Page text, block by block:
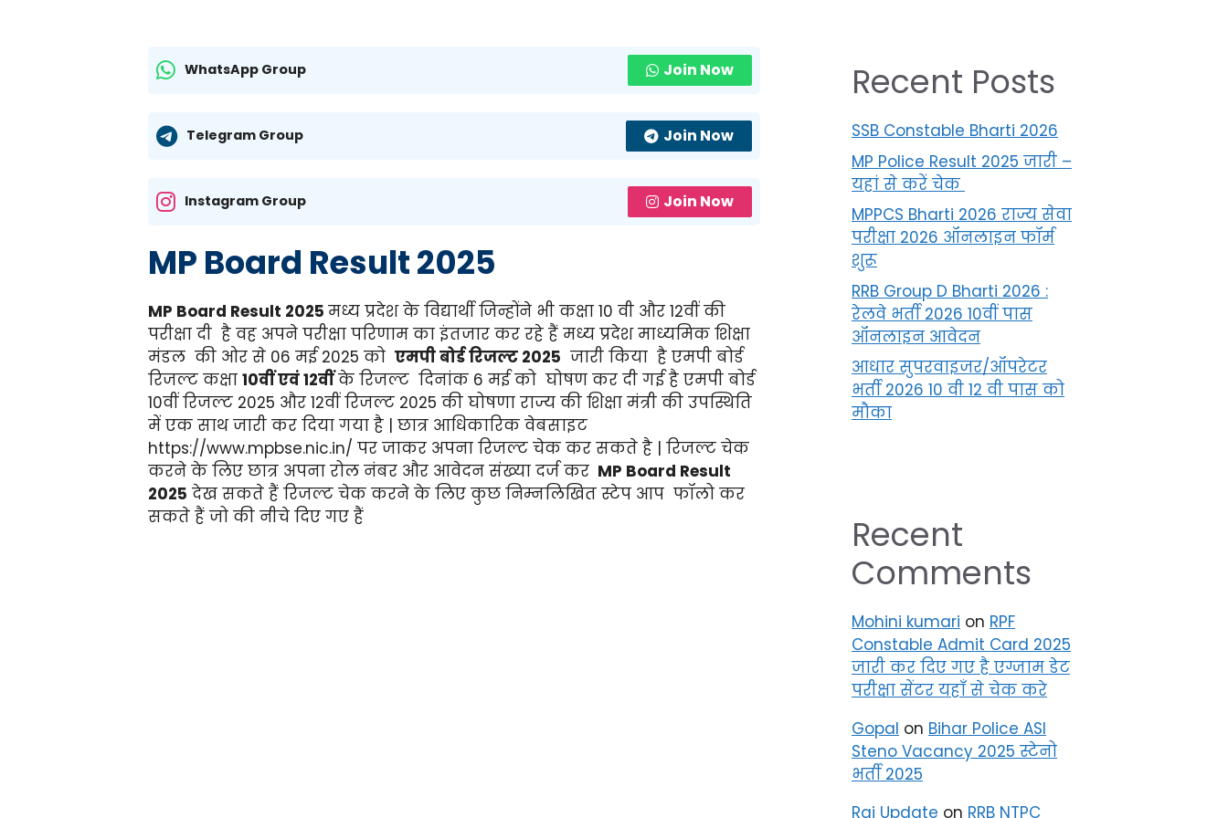
WhatsApp Group Join Now
Telegram Group Join Now
Instagram Group Join Now
MP Board Result 2025
MP Board Result 2025 मध्य प्रदेश के विद्यार्थी जिन्होंने भी कक्षा 10 वी और 12वीं की
परीक्षा दी है वह अपने परीक्षा परिणाम का इंतजार कर रहे हैं मध्य प्रदेश माध्यमिक शिक्षा
मंडल की ओर से 06 मई 2025 को एमपी बोर्ड रिजल्ट 2025 जारी किया है एमपी बोर्ड
रिजल्ट कक्षा 10वीं एवं 12वींके रिजल्ट दिनांक 6 मई को घोषण कर दी गई है एमपी बोर्ड
10वीं रिजल्ट 2025 और 12वीं रिजल्ट 2025 की घोषणा राज्य की शिक्षा मंत्री की उपस्थिति
में एक साथ जारी कर दिया गया है | छात्र आधिकारिक वेबसाइट
https://www.mpbse.nic.in/ पर जाकर अपना रिजल्ट चेक कर सकते है | रिजल्ट चेक
करने के लिए छात्र अपना रोल नंबर और आवेदन संख्या दर्ज कर MP Board Result
2025 देख सकते हैं रिजल्ट चेक करने के लिए कुछ निम्नलिखित स्टेप आप फॉलो कर
सकते हैं जो की नीचे दिए गए हैं
Recent Posts
SSB Constable Bharti 2026
MP Police Result 2025 जारी –
यहां से करें चेक
MPPCS Bharti 2026 राज्य सेवा
परीक्षा 2026 ऑनलाइन फॉर्म
शुरू
RRB Group D Bharti 2026 :
रेलवे भर्ती 2026 10वीं पास
ऑनलाइन आवेदन
आधार सुपरवाइजर/ऑपरेटर
भर्ती 2026 10 वी 12 वी पास को
मौका
Recent
Comments
Mohini kumari on RPF
Constable Admit Card 2025
जारी कर दिए गए है एग्जाम डेट
परीक्षा सेंटर यहाँ से चेक करे
Gopal on Bihar Police ASI
Steno Vacancy 2025 स्टेनो
भर्ती 2025
Raj Update on RRB NTPC